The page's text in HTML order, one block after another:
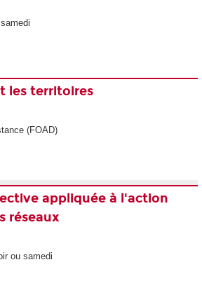
les territoires
(FOAD)
appliquée à l'action
réseaux
ou samedi